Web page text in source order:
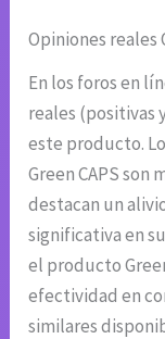
Opiniones reales
En los foros en
reales (positivas
este producto.
Green CAPS
destacan un
significativa en
el producto
efectividad en
similares